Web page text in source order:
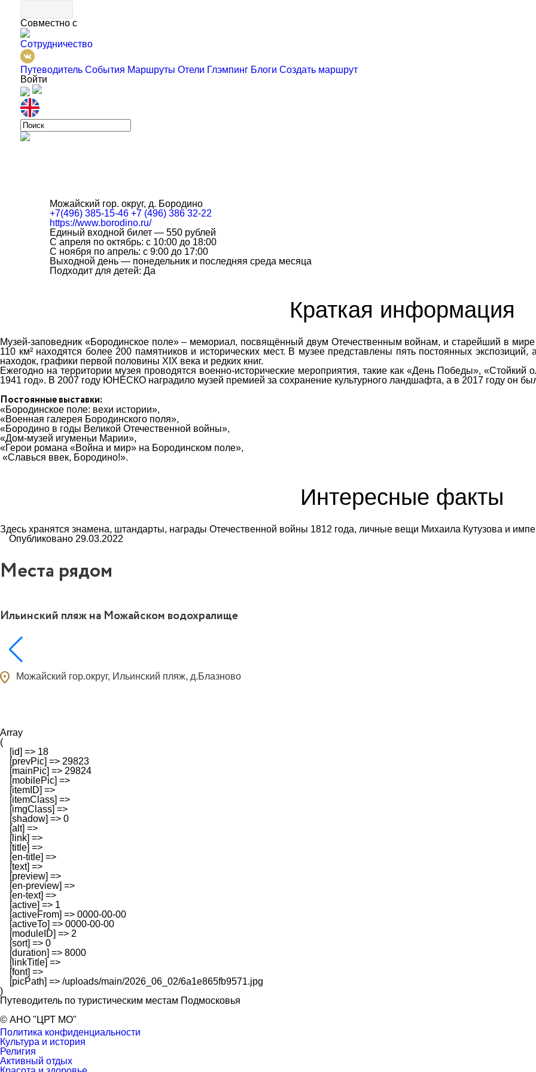
Совместно с
Сотрудничество
Путеводитель События Маршруты Отели Глэмпинг Блоги Создать маршрут
Войти
Можайский гор. округ, д. Бородино
+7(496) 385-15-46 +7 (496) 386 32-22
https://www.borodino.ru/
Единый входной билет — 550 рублей
С апреля по октябрь: с 10:00 до 18:00
С ноября по апрель: с 9:00 до 17:00
Выходной день — понедельник и последняя среда месяца
Подходит для детей: Да
Краткая информация
Музей-заповедник «Бородинское поле» – мемориал, посвящённый двум Отечественным войнам, и старейший в
110 км² находятся более 200 памятников и исторических мест. В музее представлены пять постоянных
находок, графики первой половины XIX века и редких книг.
Ежегодно на территории музея проводятся военно-исторические мероприятия, такие как «День Победы»,
1941 год». В 2007 году ЮНЕСКО наградило музей премией за сохранение культурного ландшафта, а в 2017 году он
Постоянные выставки:
«Бородинское поле: вехи истории»,
«Военная галерея Бородинского поля»,
«Бородино в годы Великой Отечественной войны»,
«Дом-музей игуменьи Марии»,
«Герои романа «Война и мир» на Бородинском поле»,
«Славься ввек, Бородино!».
Интересные факты
Здесь хранятся знамена, штандарты, награды Отечественной войны 1812 года, личные вещи Михаила Кутузова и
Опубликовано 29.03.2022
Места рядом
Ильинский пляж на Можайском водохралище
Можайский гор.округ, Ильинский пляж, д.Блазново
Array
(
    [id] => 18
    [prevPic] => 29823
    [mainPic] => 29824
    [mobilePic] =>
    [itemID] =>
    [itemClass] =>
    [imgClass] =>
    [shadow] => 0
    [alt] =>
    [link] =>
    [title] =>
    [en-title] =>
    [text] =>
    [preview] =>
    [en-preview] =>
    [en-text] =>
    [active] => 1
    [activeFrom] => 0000-00-00
    [activeTo] => 0000-00-00
    [moduleID] => 2
    [sort] => 0
    [duration] => 8000
    [linkTitle] =>
    [font] =>
    [picPath] => /uploads/main/2026_06_02/6a1e865fb9571.jpg
Путеводитель по туристическим местам Подмосковья
© АНО "ЦРТ МО"
Политика конфиденциальности
Культура и история
Религия
Активный отдых